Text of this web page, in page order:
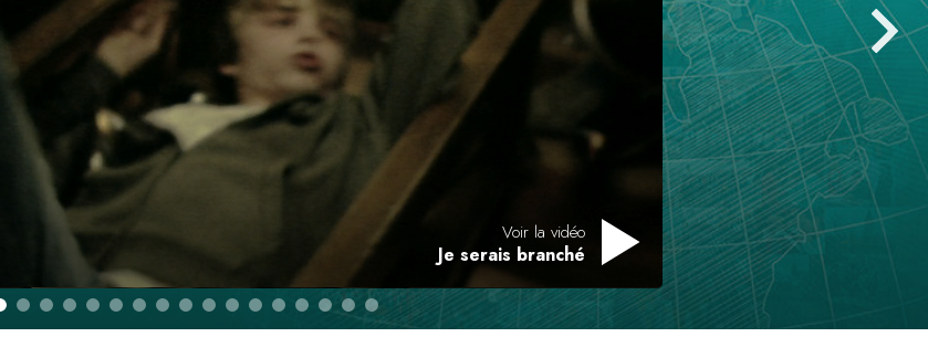
L’échelle des tons émotionnels
Réponses aux drogues
Des outils pour le monde du travail
L’éthique et les conditions
La raison de l’oppression
Les fondements de l’organisation
Voir la vidéo
Je serais branché